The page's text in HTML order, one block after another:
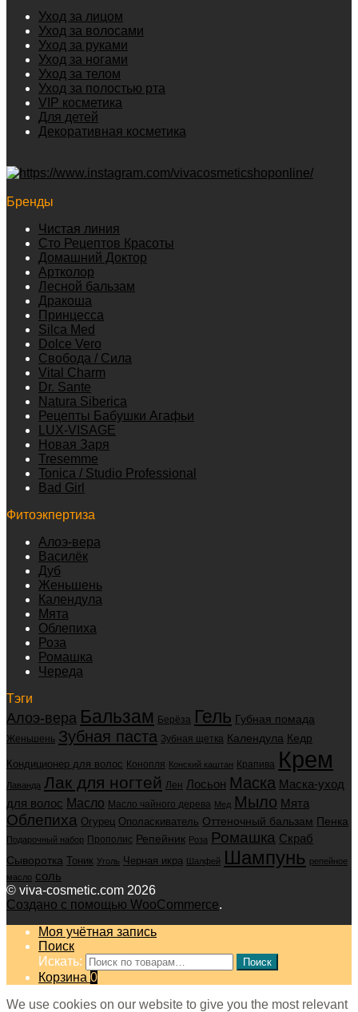
Уход за лицом
Уход за волосами
Уход за руками
Уход за ногами
Уход за телом
Уход за полостью рта
VIP косметика
Для детей
Декоративная косметика
Бренды
Чистая линия
Сто Рецептов Красоты
Домашний Доктор
Артколор
Лесной бальзам
Дракоша
Принцесса
Silca Med
Dolce Vero
Свобода / Сила
Vital Charm
Dr. Sante
Natura Siberica
Рецепты Бабушки Агафьи
LUX-VISAGE
Новая Заря
Tresemme
Tonica / Studio Professional
Bad Girl
Фитоэкпертиза
Алоэ-вера
Василёк
Дуб
Женьшень
Календула
Мята
Облепиха
Роза
Ромашка
Череда
Тэги
Алоэ-вера Бальзам Берёза Гель Губная помада
Женьшень Зубная паста Зубная щетка Календула Кедр
Кондиционер для волос Конопля Конский каштан Крапива Крем
Лаванда Лак для ногтей Лен Лосьон Маска Маска-уход
для волос Масло Масло чайного дерева Мед Мыло Мята
Облепиха Огурец Ополаскиватель Оттеночный бальзам Пенка
Подарочный набор Прополис Репейник Роза Ромашка Скраб
Сыворотка Тоник Уголь Черная икра Шалфей Шампунь репейное
масло соль
© viva-cosmetic.com 2026
Создано с помощью WooCommerce.
Моя учётная запись
Поиск
Искать:
Поиск
Корзина 0
We use cookies on our website to give you the most relevant